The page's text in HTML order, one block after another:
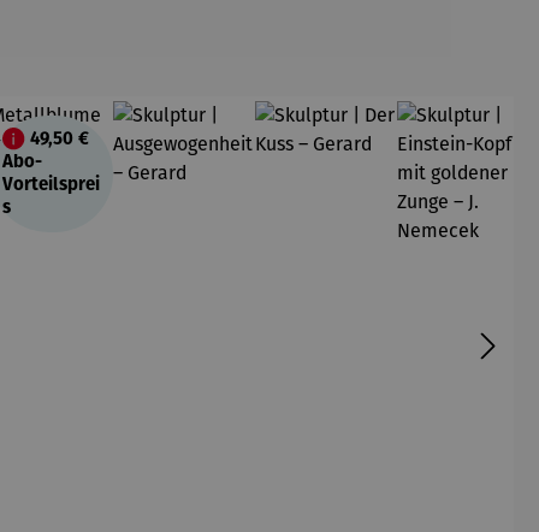
49,50 €
Abo-
Vorteilsprei
s